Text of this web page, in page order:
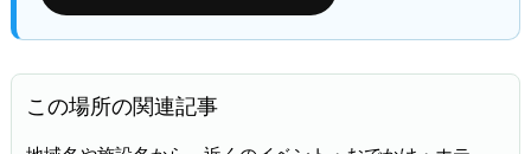
この場所の関連記事